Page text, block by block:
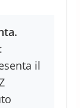
:
il